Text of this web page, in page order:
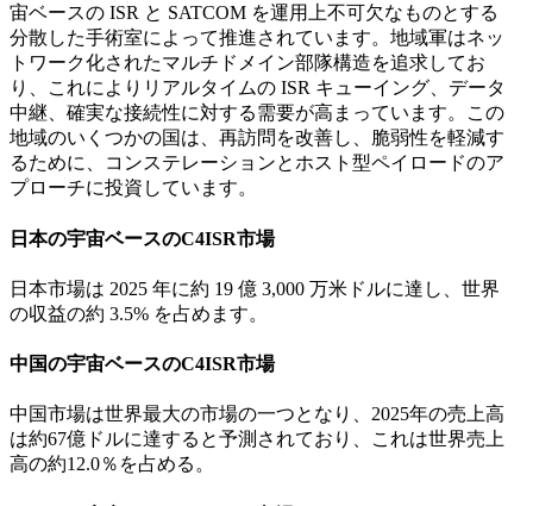
宙ベースの ISR と SATCOM を運用上不可欠なものとする
分散した手術室によって推進されています。地域軍はネッ
トワーク化されたマルチドメイン部隊構造を追求してお
り、これによりリアルタイムの ISR キューイング、データ
中継、確​​実な接続性に対する需要が高まっています。この
地域のいくつかの国は、再訪問を改善し、脆弱性を軽減す
るために、コンステレーションとホスト型ペイロードのア
プローチに投資しています。
日本の宇宙ベースのC4ISR市場
日本市場は 2025 年に約 19 億 3,000 万米ドルに達し、世界
の収益の約 3.5% を占めます。
中国の宇宙ベースのC4ISR市場
中国市場は世界最大の市場の一つとなり、2025年の売上高
は約67億ドルに達すると予測されており、これは世界売上
高の約12.0％を占める。